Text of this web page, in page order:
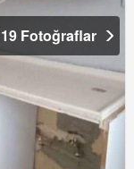
19 Fotoğraflar